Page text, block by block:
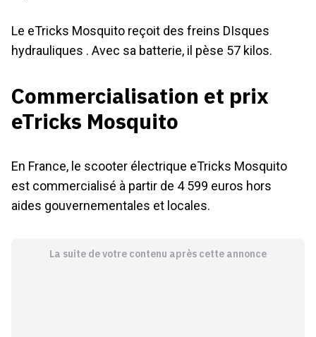
Le eTricks Mosquito reçoit des freins DIsques
hydrauliques . Avec sa batterie, il pèse 57 kilos.
Commercialisation et prix
eTricks Mosquito
En France, le scooter électrique eTricks Mosquito
est commercialisé à partir de 4 599 euros hors
aides gouvernementales et locales.
La suite de votre contenu après cette annonce